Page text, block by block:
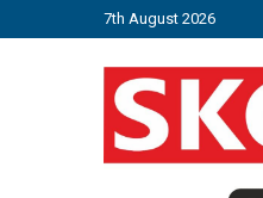
7th August 2026